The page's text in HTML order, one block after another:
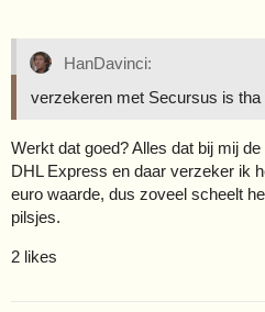
HanDavinci:
verzekeren met Secursus is tha
Werkt dat goed? Alles dat bij mij
DHL Express en daar verzeker ik
euro waarde, dus zoveel scheelt
pilsjes.
2 likes